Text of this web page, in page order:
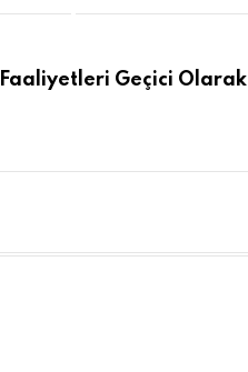
Faaliyetleri Geçici Olarak